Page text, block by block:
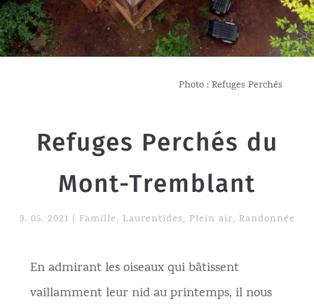
Photo : Refuges Perchés
Refuges Perchés du
Mont-Tremblant
9. 05. 2021 Famille, Laurentides, Plein air, Randonnée
En admirant les oiseaux qui bâtissent
vaillamment leur nid au printemps, il nous